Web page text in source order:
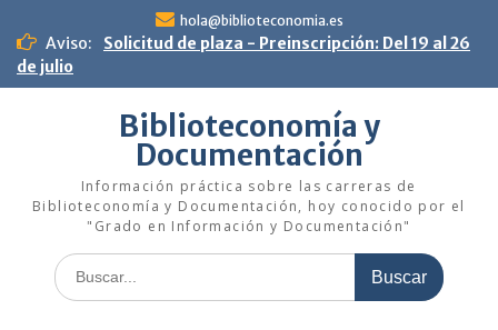
contenido
hola@biblioteconomia.es
Aviso:
Solicitud de plaza - Preinscripción: Del 19 al 26
de julio
Biblioteconomía y
Documentación
Información práctica sobre las carreras de
Biblioteconomía y Documentación, hoy conocido por el
"Grado en Información y Documentación"
Buscar: